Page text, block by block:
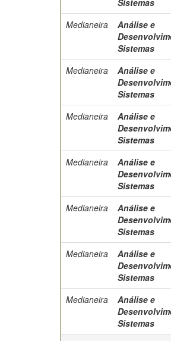
Sistemas
Medianeira
Análise e
Sistemas
Medianeira
Análise e
Sistemas
Medianeira
Análise e
Sistemas
Medianeira
Análise e
Sistemas
Medianeira
Análise e
Sistemas
Medianeira
Análise e
Sistemas
Medianeira
Análise e
Sistemas